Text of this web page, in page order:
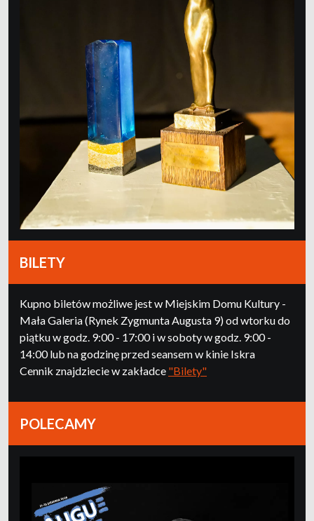
BILETY
Kupno biletów możliwe jest w Miejskim Domu Kultury -
Mała Galeria (Rynek Zygmunta Augusta 9) od wtorku do
piątku w godz. 9:00 - 17:00 i w soboty w godz. 9:00 -
14:00 lub na godzinę przed seansem w kinie Iskra
Cennik znajdziecie w zakładce "Bilety"
POLECAMY